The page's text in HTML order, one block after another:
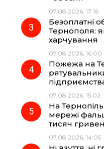
k
a
m
07.08.2026, 17:16
Безоплатні
Тернополя:
харчування
07.08.2026, 16:00
Пожежа на
07.08.2026, 15:02
На
мережі
тисяч
07.08.2026, 14:05